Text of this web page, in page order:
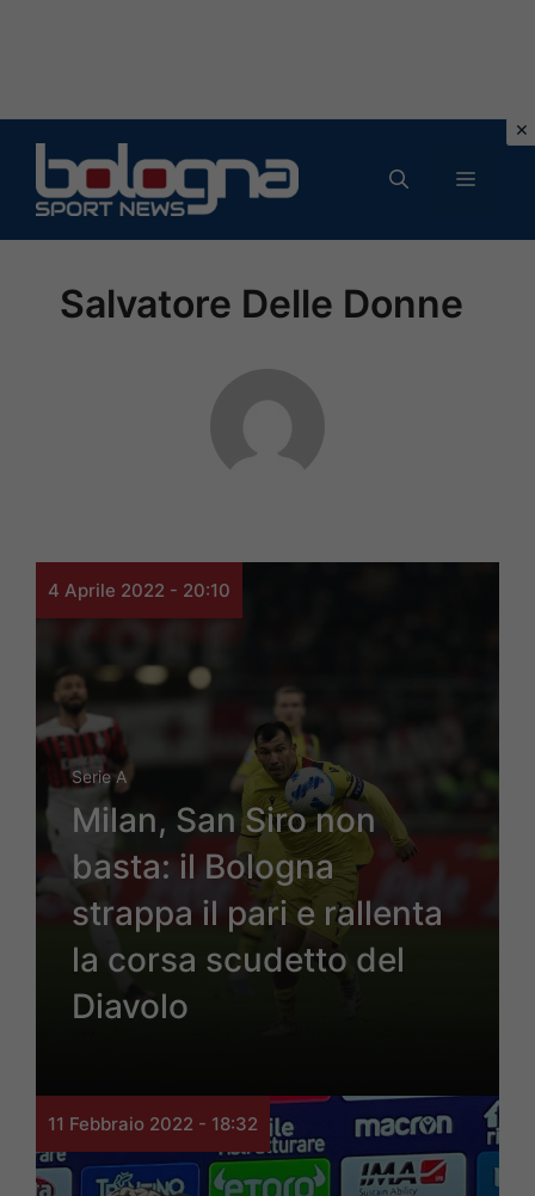
contenuto
MENU
Salvatore Delle Donne
4 Aprile 2022 - 20:10
Serie A
Milan, San Siro non
basta: il Bologna
strappa il pari e rallenta
la corsa scudetto del
Diavolo
11 Febbraio 2022 - 18:32